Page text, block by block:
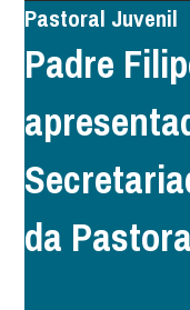
Pastoral Juvenil
Padre
da